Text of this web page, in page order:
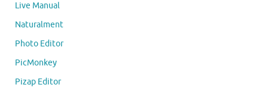
Live Manual
Naturalment
Photo Editor
PicMonkey
Pizap Editor